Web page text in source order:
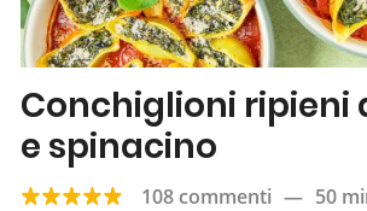
Conchiglioni ripieni
e spinacino
108 commenti — 50